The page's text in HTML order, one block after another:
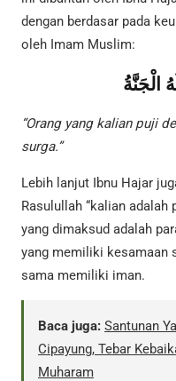
dengan berdasar pada
oleh Imam Muslim:
الْجَنَّةُ
“Orang yang kalian puji
surga.”
Lebih lanjut Ibnu Hajar
Rasulullah “kalian adalah
yang dimaksud adalah
yang memiliki kesamaan
sama memiliki iman.
Baca juga: Santunan
Cipayung, Tebar
Muharam